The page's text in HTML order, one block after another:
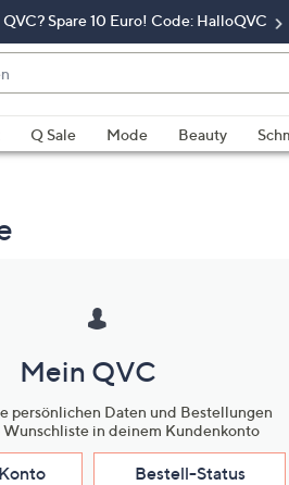
Spare 10 Euro! Code: HalloQVC
Q Sale Mode Beauty
Mein QVC
persönlichen Daten und Bestellungen
in deinem Kundenkonto
Bestell-Status